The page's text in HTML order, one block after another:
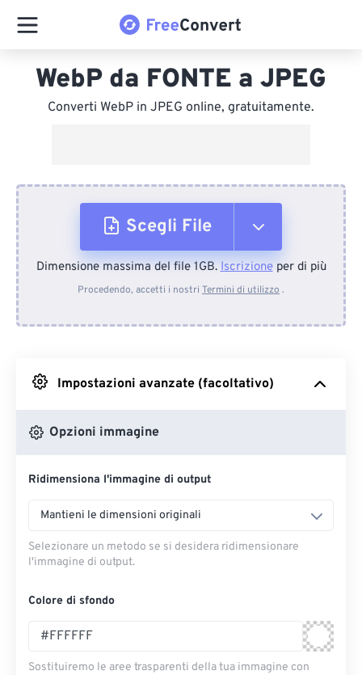
WebP da FONTE a JPEG
Converti WebP in JPEG online, gratuitamente.
Scegli File
Dal dispositivo
Da Google Drive
Dimensione massima del file 1GB.Iscrizioneper di più
Procedendo, accetti i nostri Termini di utilizzo .
Impostazioni avanzate (facoltativo)
Opzioni immagine
Ridimensiona l'immagine di output
Mantieni le dimensioni originali
Selezionare un metodo se si desidera ridimensionare
l'immagine di output.
Colore di sfondo
Sostituiremo le aree trasparenti della tua immagine con